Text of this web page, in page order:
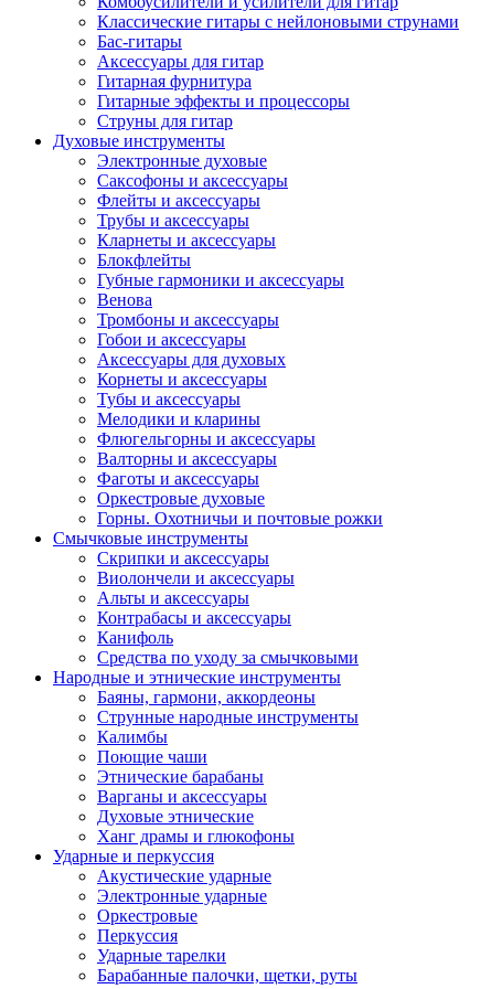
Классические гитары с нейлоновыми струнами
Бас-гитары
Аксессуары для гитар
Гитарная фурнитура
Гитарные эффекты и процессоры
Струны для гитар
Духовые инструменты
Электронные духовые
Саксофоны и аксессуары
Флейты и аксессуары
Трубы и аксессуары
Кларнеты и аксессуары
Блокфлейты
Губные гармоники и аксессуары
Венова
Тромбоны и аксессуары
Гобои и аксессуары
Аксессуары для духовых
Корнеты и аксессуары
Тубы и аксессуары
Мелодики и кларины
Флюгельгорны и аксессуары
Валторны и аксессуары
Фаготы и аксессуары
Оркестровые духовые
Горны. Охотничьи и почтовые рожки
Смычковые инструменты
Скрипки и аксессуары
Виолончели и аксессуары
Альты и аксессуары
Контрабасы и аксессуары
Канифоль
Средства по уходу за смычковыми
Народные и этнические инструменты
Баяны, гармони, аккордеоны
Струнные народные инструменты
Калимбы
Поющие чаши
Этнические барабаны
Варганы и аксессуары
Духовые этнические
Ханг драмы и глюкофоны
Ударные и перкуссия
Акустические ударные
Электронные ударные
Оркестровые
Перкуссия
Ударные тарелки
Барабанные палочки, щетки, руты